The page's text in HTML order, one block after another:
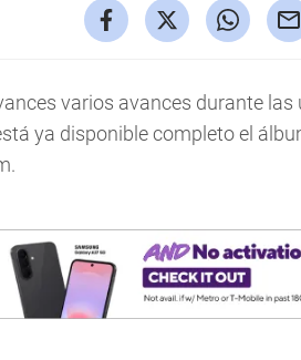
varios avances durante las
ya disponible completo el